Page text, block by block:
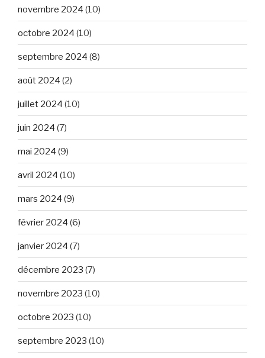
novembre 2024 (10)
octobre 2024 (10)
septembre 2024 (8)
août 2024 (2)
juillet 2024 (10)
juin 2024 (7)
mai 2024 (9)
avril 2024 (10)
mars 2024 (9)
février 2024 (6)
janvier 2024 (7)
décembre 2023 (7)
novembre 2023 (10)
octobre 2023 (10)
septembre 2023 (10)